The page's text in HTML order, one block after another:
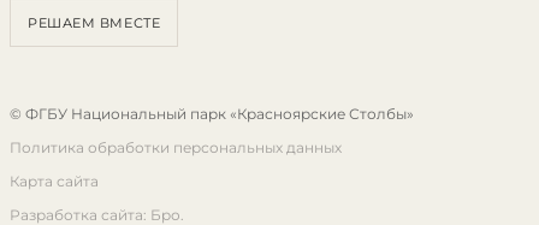
РЕШАЕМ ВМЕСТЕ
© ФГБУ Национальный парк «Красноярские Столбы»
Политика обработки персональных данных
Карта сайта
Разработка сайта: Бро.